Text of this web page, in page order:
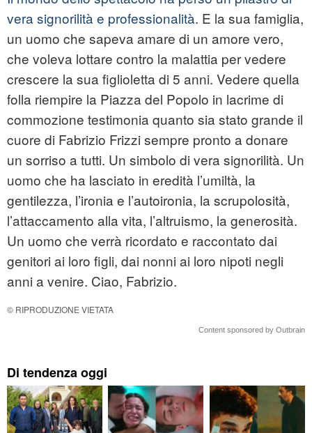
vera signorilità e professionalità. E la sua famiglia,
un uomo che sapeva amare di un amore vero,
che voleva lottare contro la malattia per vedere
crescere la sua figlioletta di 5 anni. Vedere quella
folla riempire la Piazza del Popolo in lacrime di
commozione testimonia quanto sia stato grande il
cuore di Fabrizio Frizzi sempre pronto a donare
un sorriso a tutti. Un simbolo di vera signorilità. Un
uomo che ha lasciato in eredità l’umiltà, la
gentilezza, l’ironia e l’autoironia, la scrupolosità,
l’attaccamento alla vita, l’altruismo, la generosità.
Un uomo che verrà ricordato e raccontato dai
genitori ai loro figli, dai nonni ai loro nipoti negli
anni a venire. Ciao, Fabrizio.
© RIPRODUZIONE VIETATA
Content sponsored by Outbrain
Di tendenza oggi